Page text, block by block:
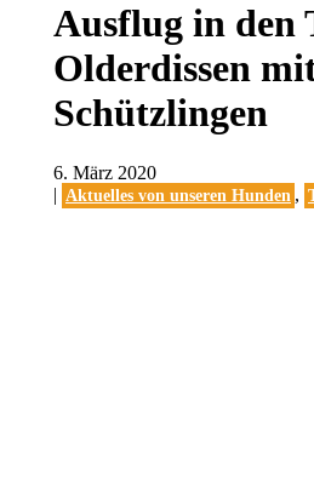
Ausflug in den
Olderdissen
Schützlingen
6. März 2020
| Aktuelles von unseren Hunden ,